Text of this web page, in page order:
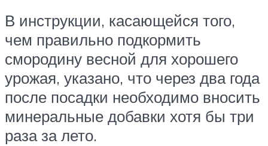
В инструкции, касающейся того,
чем правильно подкормить
смородину весной для хорошего
урожая, указано, что через два года
после посадки необходимо вносить
минеральные добавки хотя бы три
раза за лето.